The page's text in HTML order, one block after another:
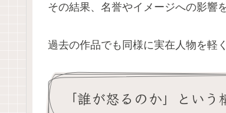
その結果、名誉やイメージへの影響
過去の作品でも同様に実在人物を軽
「誰が怒るのか」とい